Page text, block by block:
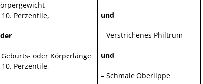
10. Perzentile,
Geburts- oder Körperlänge
10. Perzentile,
und
– Verstrichenes Philtrum
und
– Schmale Oberlippe